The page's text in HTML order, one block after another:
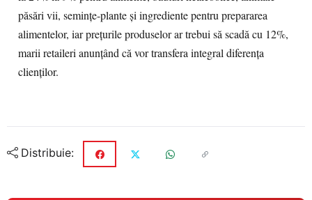
păsări vii, seminţe-plante şi ingrediente pentru prepararea
alimentelor, iar preţurile produselor ar trebui să scadă cu 12%,
marii retaileri anunţând că vor transfera integral diferenţa
clienţilor.
Distribuie: